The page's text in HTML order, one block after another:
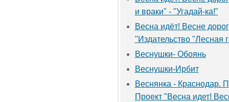
и враки" - "Угадай-ка!"
Весна идёт! Весне
"Издательство "Лесная
Веснушки- Обоянь
Веснушки-Ирбит
Веснянка - Краснодар.
Проект "Весна идет!